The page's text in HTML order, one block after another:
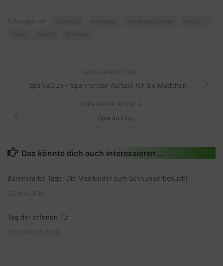
Schlagwörter: Buchstabe Homepage
Schreiben
SpardaCup – Spannender Auftakt für die Mädchen
VORHERIGER BEITRAG
Sparda Cup
Das könnte dich auch interessieren …
Bärenstarke Tage: Die Maxikinder zum Schnupperbesuch!
Tag der offenen Tür